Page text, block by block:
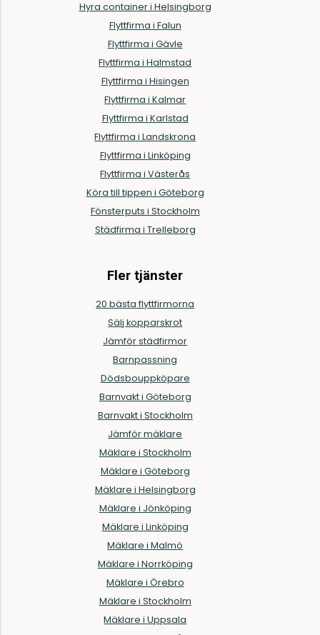
Hyra container i Helsingborg
Flyttfirma i Falun
Flyttfirma i Gävle
Flyttfirma i Halmstad
Flyttfirma i Hisingen
Flyttfirma i Kalmar
Flyttfirma i Karlstad
Flyttfirma i Landskrona
Flyttfirma i Linköping
Flyttfirma i Västerås
Köra till tippen i Göteborg
Fönsterputs i Stockholm
Städfirma i Trelleborg
Fler tjänster
20 bästa flyttfirmorna
Sälj kopparskrot
Jämför städfirmor
Barnpassning
Dödsbouppköpare
Barnvakt i Göteborg
Barnvakt i Stockholm
Jämför mäklare
Mäklare i Stockholm
Mäklare i Göteborg
Mäklare i Helsingborg
Mäklare i Jönköping
Mäklare i Linköping
Mäklare i Malmö
Mäklare i Norrköping
Mäklare i Örebro
Mäklare i Stockholm
Mäklare i Uppsala